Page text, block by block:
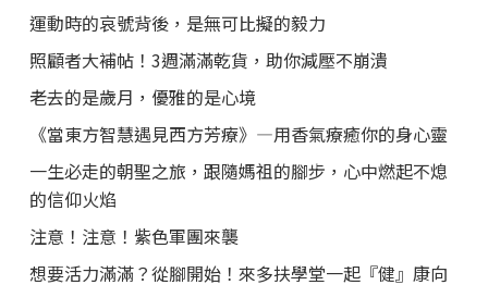
運動時的哀號背後，是無可比擬的毅力
照顧者大補帖！3週滿滿乾貨，助你減壓不崩潰
老去的是歲月，優雅的是心境
《當東方智慧遇見西方芳療》—用香氣療癒你的身心靈
一生必走的朝聖之旅，跟隨媽祖的腳步，心中燃起不熄
的信仰火焰
注意！注意！紫色軍團來襲
想要活力滿滿？從腳開始！來多扶學堂一起『健』康向